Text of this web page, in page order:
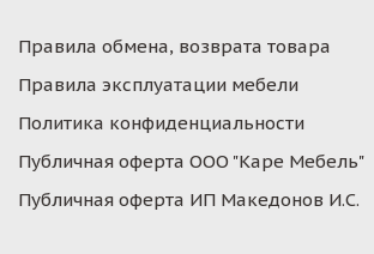
Правила обмена, возврата товара
Правила эксплуатации мебели
Политика конфиденциальности
Публичная оферта ООО "Каре Мебель"
Публичная оферта ИП Македонов И.С.